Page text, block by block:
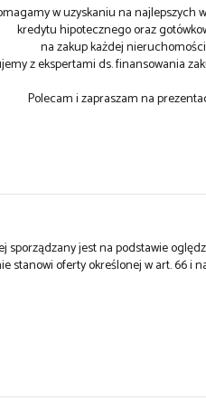
w uzyskaniu na najlepszych
kredytu hipotecznego oraz
na zakup każdej
z ekspertami ds. finansowania
Polecam i zapraszam na
sporządzany jest na podstawie
stanowi oferty określonej w art. 66 i